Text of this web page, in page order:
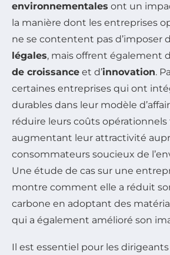
environnementales ont un
la manière dont les entreprises
ne se contentent pas d’imposer
légales, mais offrent également
de croissance et d’innovation.
certaines entreprises qui ont
durables dans leur modèle
réduire leurs coûts
augmentant leur attractivité
consommateurs soucieux de
Une étude de cas sur une
montre comment elle a réduit
carbone en adoptant des
qui a également amélioré son
Il est essentiel pour les dirigeants